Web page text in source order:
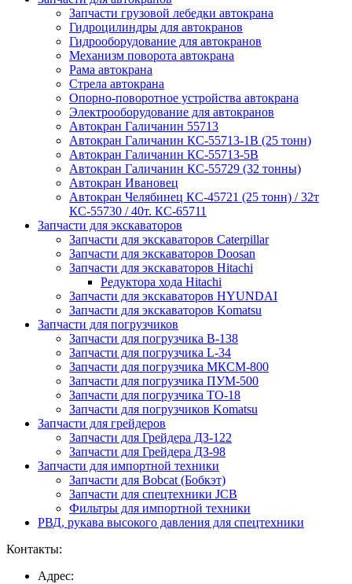
Запчасти грузовой лебедки автокрана
Гидроцилиндры для автокранов
Гидрооборудование для автокранов
Механизм поворота автокрана
Рама автокрана
Стрела автокрана
Опорно-поворотное устройства автокрана
Электрооборудование для автокранов
Автокран Галичанин 55713
Автокран Галичанин КС-55713-1В (25 тонн)
Автокран Галичанин КС-55713-5В
Автокран Галичанин КС-55729 (32 тонны)
Автокран Ивановец
Автокран Челябинец КС-45721 (25 тонн) / 32т
КС-55730 / 40т. КС-65711
Запчасти для экскаваторов
Запчасти для экскаваторов Caterpillar
Запчасти для экскаваторов Doosan
Запчасти для экскаваторов Hitachi
Редуктора хода Hitachi
Запчасти для экскаваторов HYUNDAI
Запчасти для экскаваторов Komatsu
Запчасти для погрузчиков
Запчасти для погрузчика B-138
Запчасти для погрузчика L-34
Запчасти для погрузчика МКСМ-800
Запчасти для погрузчика ПУМ-500
Запчасти для погрузчика ТО-18
Запчасти для погрузчиков Komatsu
Запчасти для грейдеров
Запчасти для Грейдера ДЗ-122
Запчасти для Грейдера ДЗ-98
Запчасти для импортной техники
Запчасти для Bobcat (Бобкэт)
Запчасти для спецтехники JCB
Фильтры для импортной техники
РВД, рукава высокого давления для спецтехники
Контакты:
Адрес: